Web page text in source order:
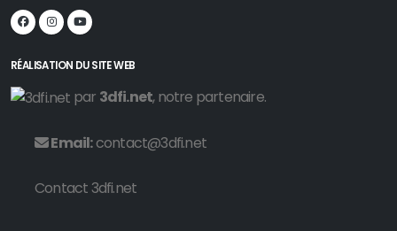
RÉALISATION DU SITE WEB
par 3dfi.net, notre partenaire.
Email:contact@3dfi.net
Contact 3dfi.net